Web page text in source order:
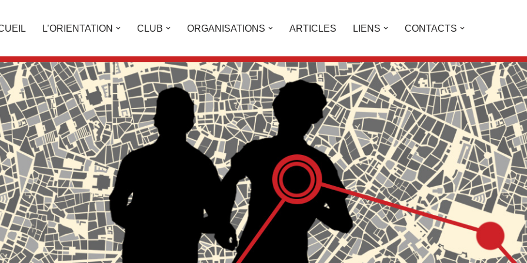
L’ORIENTATION CLUB ORGANISATIONS ARTICLES LIENS CONTACTS